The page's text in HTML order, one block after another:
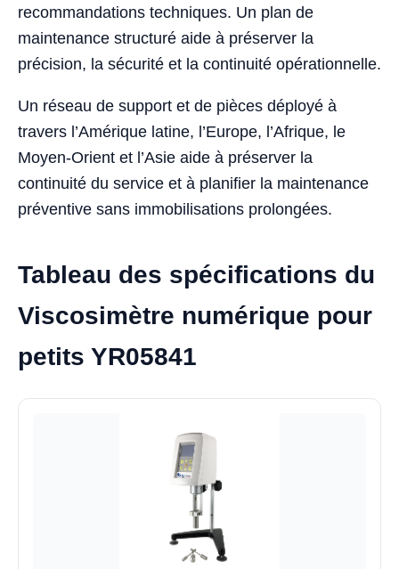
recommandations techniques. Un plan de
maintenance structuré aide à préserver la
précision, la sécurité et la continuité opérationnelle.
Un réseau de support et de pièces déployé à
travers l’Amérique latine, l’Europe, l’Afrique, le
Moyen-Orient et l’Asie aide à préserver la
continuité du service et à planifier la maintenance
préventive sans immobilisations prolongées.
Tableau des spécifications du
Viscosimètre numérique pour
petits YR05841